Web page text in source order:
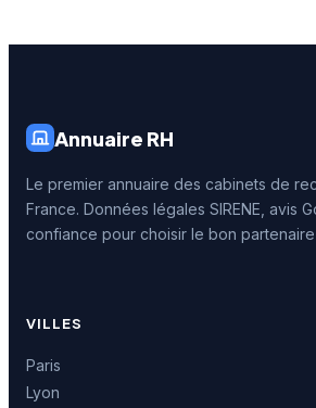
Annuaire RH
Le premier annuaire des cabinets de
France. Données légales SIRENE, avis
confiance pour choisir le bon partenaire
VILLES
Paris
Lyon